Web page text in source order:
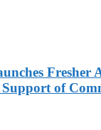
Fresher
of